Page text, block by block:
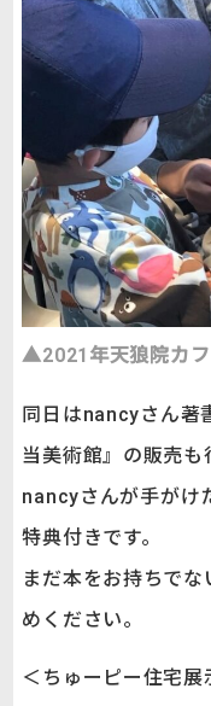
▲2021年天狼院カ
同日はnancyさん
当美術館』の販売も
nancyさんが手がけ
特典付きです。
まだ本をお持ちで
めください。
＜ちゅーピー住宅